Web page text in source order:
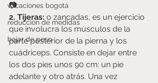
vacaciones bogotá
reduccion de medidas
bajar de peso
📷
2. Tijeras: o zancadas, es un ejercicio
que involucra los músculos de la
parte posterior de la pierna y los
cuádriceps. Consiste en dejar entre
los dos pies unos 90 cm: un pie
adelante y otro atrás. Una vez